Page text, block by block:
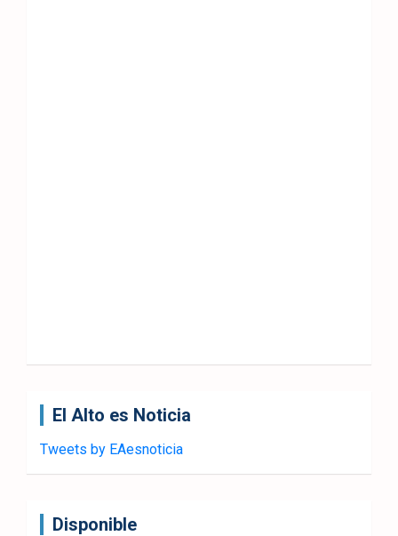
El Alto es Noticia
Tweets by EAesnoticia
Disponible